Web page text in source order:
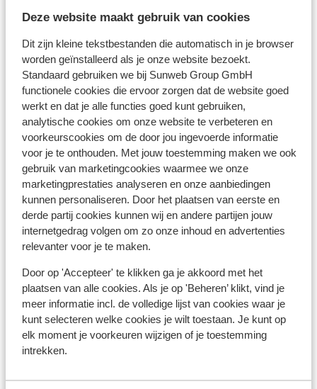
Deze website maakt gebruik van cookies
Dit zijn kleine tekstbestanden die automatisch in je browser
worden geïnstalleerd als je onze website bezoekt.
Standaard gebruiken we bij Sunweb Group GmbH
functionele cookies die ervoor zorgen dat de website goed
werkt en dat je alle functies goed kunt gebruiken,
analytische cookies om onze website te verbeteren en
voorkeurscookies om de door jou ingevoerde informatie
voor je te onthouden. Met jouw toestemming maken we ook
gebruik van marketingcookies waarmee we onze
marketingprestaties analyseren en onze aanbiedingen
kunnen personaliseren. Door het plaatsen van eerste en
derde partij cookies kunnen wij en andere partijen jouw
internetgedrag volgen om zo onze inhoud en advertenties
relevanter voor je te maken.
Door op 'Accepteer' te klikken ga je akkoord met het
plaatsen van alle cookies. Als je op 'Beheren’ klikt, vind je
meer informatie incl. de volledige lijst van cookies waar je
kunt selecteren welke cookies je wilt toestaan. Je kunt op
elk moment je voorkeuren wijzigen of je toestemming
intrekken.
De officiële taal in Montenegro is Montenegrijns. In de
toeristische gebieden spreken velen ook Engels.
Tijd:
Er is geen tijdsverschil met Nederland.
Valuta:
In Montenegro betaal je met de euro
Voltage:
De spanning is net als in Nederland 220 volt. Je hebt
geen verloopstekker nodig
Reisdocumenten:
Nederlands paspoort of identiteitskaart naar
Montenegro reizen. Heb je niet de Nederlandse
nationaliteit, dan is het belangrijk om na te vragen of er
andere regels van toepassing zijn. Dit vraag je na bij de
ambassade van het land waar je heen wilt en de landen
documenten is jouw eigen verantwoordelijkheid.